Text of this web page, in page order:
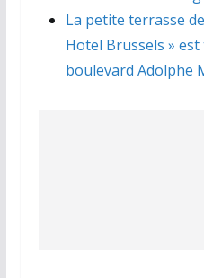
La petite terrasse
Hotel Brussels »
boulevard Adolphe